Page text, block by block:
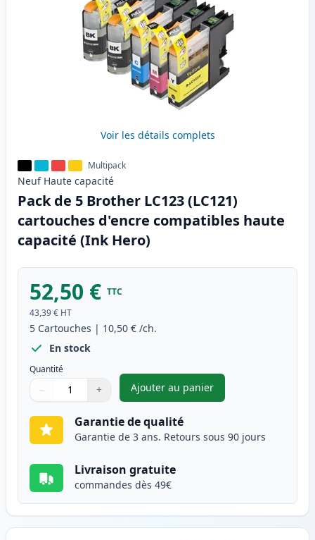
Voir les détails complets
Multipack
Neuf Haute capacité
Pack de 5 Brother LC123 (LC121)
cartouches d'encre compatibles haute
capacité (Ink Hero)
52,50 € TTC
43,39 € HT
5 Cartouches | 10,50 € /ch.
En stock
Quantité
Quantité
Utilisez les boutons pour ajuster
− +
Quantité
Ajouter au panier
,Pack de 5 Brother LC123
Garantie de qualité
Garantie de 3 ans. Retours sous 90 jours
Livraison gratuite
commandes dès 49€